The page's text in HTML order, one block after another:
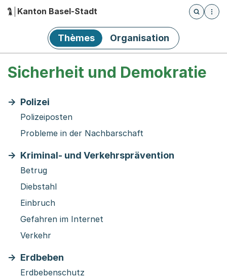
Hauptnavigation
Kanton Basel-Stadt
Öffnet
Thèmes Organisation
Sicherheit und Demokratie
Polizei
Polizeiposten
Probleme in der Nachbarschaft
Kriminal- und Verkehrsprävention
Betrug
Diebstahl
Einbruch
Gefahren im Internet
Verkehr
Erdbeben
Erdbebenschutz